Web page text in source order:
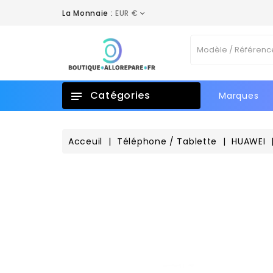
La Monnaie : EUR €
Catégories Marques
Acceuil Téléphone / Tablette HUAWEI